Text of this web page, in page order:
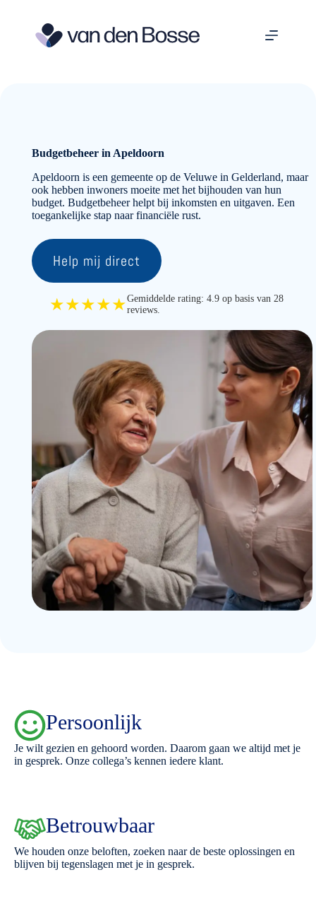
Budgetbeheer in Apeldoorn
Apeldoorn is een gemeente op de Veluwe in Gelderland, maar
ook hebben inwoners moeite met het bijhouden van hun
budget. Budgetbeheer helpt bij inkomsten en uitgaven. Een
toegankelijke stap naar financiële rust.
Help mij direct
★★★★★Gemiddelde rating: 4.9 op basis van 28
reviews.
Persoonlijk
Je wilt gezien en gehoord worden. Daarom gaan we altijd met je
in gesprek. Onze collega’s kennen iedere klant.
Betrouwbaar
We houden onze beloften, zoeken naar de beste oplossingen en
blijven bij tegenslagen met je in gesprek.